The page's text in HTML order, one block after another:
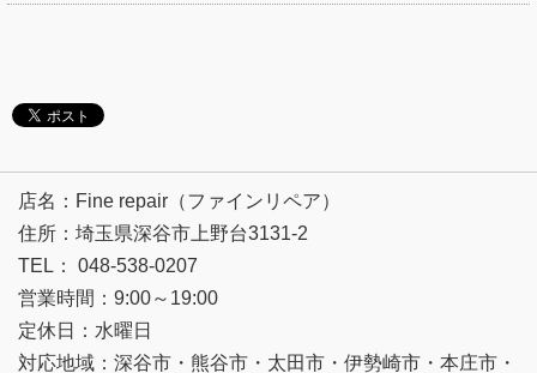
店名：Fine repair（ファインリペア）
住所：埼玉県深谷市上野台3131-2
TEL： 048-538-0207
営業時間：9:00～19:00
定休日：水曜日
対応地域：深谷市・熊谷市・太田市・伊勢崎市・本庄市・